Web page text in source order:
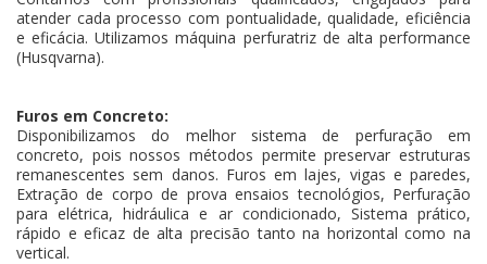
atender cada processo com pontualidade, qualidade, eficiência
e eficácia. Utilizamos máquina perfuratriz de alta performance
(Husqvarna).
Furos em Concreto:
Disponibilizamos do melhor sistema de perfuração em
concreto, pois nossos métodos permite preservar estruturas
remanescentes sem danos. Furos em lajes, vigas e paredes,
Extração de corpo de prova ensaios tecnológios, Perfuração
para elétrica, hidráulica e ar condicionado, Sistema prático,
rápido e eficaz de alta precisão tanto na horizontal como na
vertical.